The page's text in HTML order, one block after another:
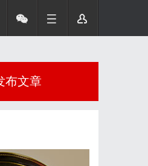
布文章